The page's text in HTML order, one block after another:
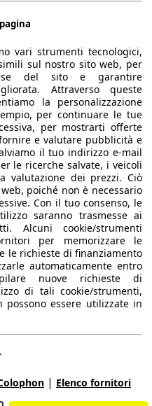
per la correttezza
Torna su
auto europeo.
vari strumenti tecnologici,
sul nostro sito web, per
del sito e garantire
Attraverso queste
la personalizzazione
per continuare le tue
per mostrarti offerte
e valutare pubblicità e
il tuo indirizzo e-mail
le ricerche salvate, i veicoli
valutazione dei prezzi. Ciò
poiché non è necessario
Con il tuo consenso, le
saranno trasmesse ai
Alcuni cookie/strumenti
per memorizzare le
le richieste di finanziamento
automaticamente entro
nuove richieste di
di tali cookie/strumenti,
essere utilizzate in
| Elenco fornitori